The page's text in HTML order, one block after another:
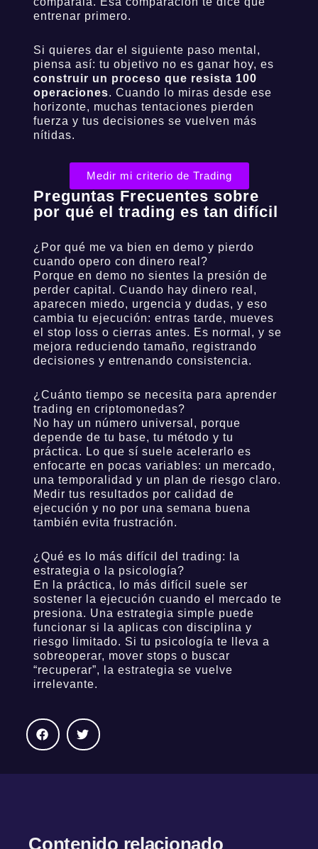
entrenar primero.
Si quieres dar el siguiente paso mental,
piensa así: tu objetivo no es ganar hoy, es
construir un proceso que resista 100
operaciones. Cuando lo miras desde ese
horizonte, muchas tentaciones pierden
fuerza y tus decisiones se vuelven más
nítidas.
Medir mi criterio de Trading
Preguntas Frecuentes sobre
por qué el trading es tan difícil
¿Por qué me va bien en demo y pierdo
cuando opero con dinero real?
Porque en demo no sientes la presión de
perder capital. Cuando hay dinero real,
aparecen miedo, urgencia y dudas, y eso
cambia tu ejecución: entras tarde, mueves
el stop loss o cierras antes. Es normal, y se
mejora reduciendo tamaño, registrando
decisiones y entrenando consistencia.
¿Cuánto tiempo se necesita para aprender
trading en criptomonedas?
No hay un número universal, porque
depende de tu base, tu método y tu
práctica. Lo que sí suele acelerarlo es
enfocarte en pocas variables: un mercado,
una temporalidad y un plan de riesgo claro.
Medir tus resultados por calidad de
ejecución y no por una semana buena
también evita frustración.
¿Qué es lo más difícil del trading: la
estrategia o la psicología?
En la práctica, lo más difícil suele ser
sostener la ejecución cuando el mercado te
presiona. Una estrategia simple puede
funcionar si la aplicas con disciplina y
riesgo limitado. Si tu psicología te lleva a
sobreoperar, mover stops o buscar
“recuperar”, la estrategia se vuelve
irrelevante.
Contenido relacionado